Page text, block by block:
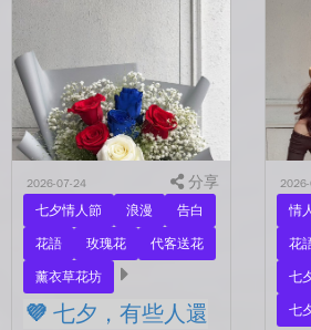
2026-07-24 分享
七夕情人節 浪漫
告白
花語
玫瑰花
代客送花
薰衣草花坊
💜 七夕，有些人還
情
花
七
七